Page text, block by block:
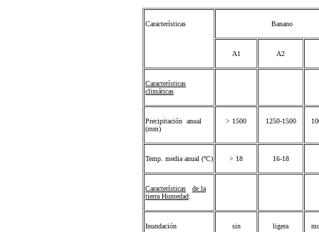
Características Banano
A1 A2
Características
climáticas
Precipitación anual
(mm)
> 1500 1250-1500
Temp. media anual (ºC) > 18 16-18
Características
de la
tierra Humedad:
Inundación sin ligera